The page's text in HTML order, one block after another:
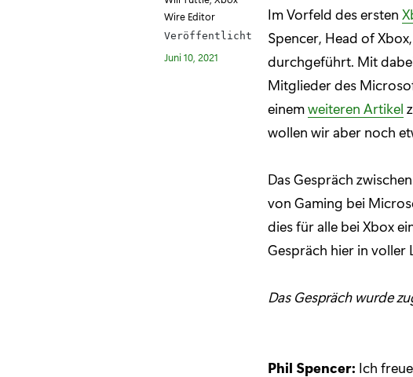
Wire Editor
Veröffentlicht
Juni 10, 2021
Im Vorfeld des ersten
Spencer, Head of
durchgeführt. Mit
Mitglieder des
einemweiteren Artikel
wollen wir aber noch
Das Gespräch
von Gaming bei
dies für alle bei Xbox
Gespräch hier in voller
Das Gespräch wurde
Phil Spencer: Ich